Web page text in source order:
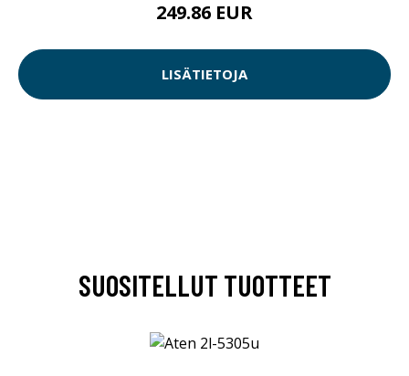
249.86 EUR
LISÄTIETOJA
SUOSITELLUT TUOTTEET